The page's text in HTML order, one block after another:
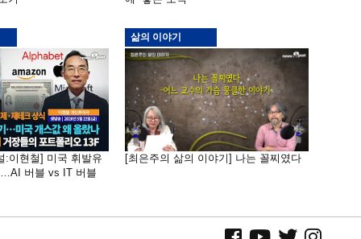
:이현철] 미국 휘발유
버블 vs IT 버블
삶의 이야기
[최은주의 삶의 이야기] 나는 꼴찌였다